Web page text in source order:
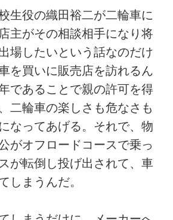
生役の織田裕二が二輪車に
主がその相談相手になり将
場したいという話なのだけ
を買いに販売店を訪れるん
であることで親の許可を得
二輪車の楽しさも危なさも
なってあげる。それで、物
がオフロードコースで乗っ
が転倒し投げ出されて、車
しまうんだ。